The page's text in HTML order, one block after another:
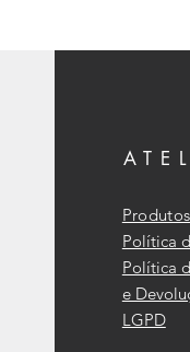
Produtos
Política
Política
e
LGPD